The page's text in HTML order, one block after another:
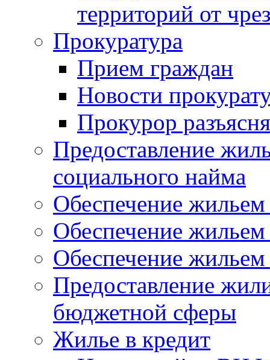
территорий от
Прокуратура
Прием граждан
Новости
Прокурор
Предоставление
социального найма
Обеспечение
Обеспечение
Обеспечение жильем
Предоставление
бюджетной сферы
Жилье в кредит